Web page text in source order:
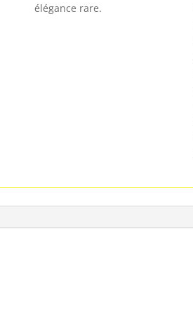
élégance rare.